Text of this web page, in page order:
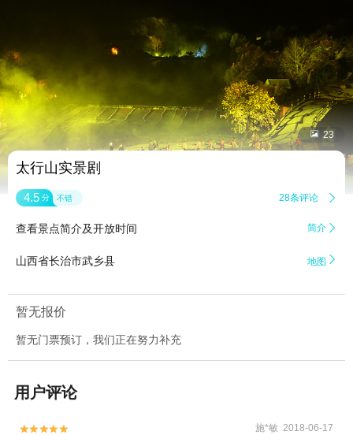
 23
太行山实景剧
4.5 分 不错 28条评论 
查看景点简介及开放时间 简介 
山西省长治市武乡县 地图 
暂无报价
暂无门票预订，我们正在努力补充
用户评论

 施*敏 2018-06-17